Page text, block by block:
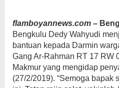
flamboyannews.com –
Bengkulu Dedy Wahyudi
bantuan kepada Darmin
Gang Ar-Rahman RT 17 RW
Makmur yang mengidap
(27/2/2019). “Semoga bapak